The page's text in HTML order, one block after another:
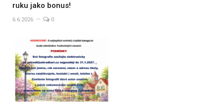
ruku jako bonus!
6.6.2026 0